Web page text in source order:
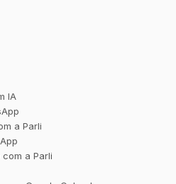
IA
a Parli
a Parli